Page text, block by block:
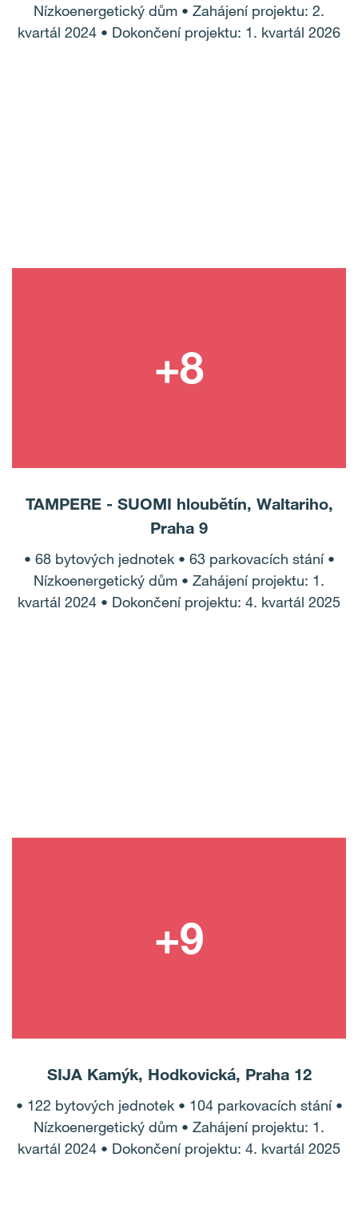
Nízkoenergetický dům • Zahájení projektu: 2.
kvartál 2024 • Dokončení projektu: 1. kvartál 2026
TAMPERE - SUOMI hloubětín, Waltariho,
Praha 9
• 68 bytových jednotek • 63 parkovacích stání •
Nízkoenergetický dům • Zahájení projektu: 1.
kvartál 2024 • Dokončení projektu: 4. kvartál 2025
SIJA Kamýk, Hodkovická, Praha 12
• 122 bytových jednotek • 104 parkovacích stání •
Nízkoenergetický dům • Zahájení projektu: 1.
kvartál 2024 • Dokončení projektu: 4. kvartál 2025